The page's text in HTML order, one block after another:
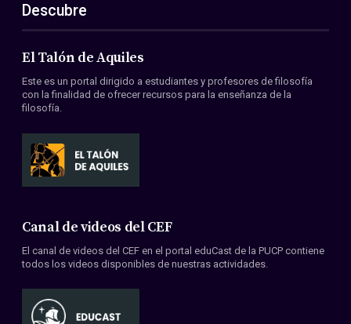
ES
EN
Acerca de nosotros
Miembros
Convenios
Descubre
El Talón de Aquiles
Este es un portal dirigido a estudiantes y profesores de filosofía
con la finalidad de ofrecer recursos para la enseñanza de la
filosofía.
Canal de videos del CEF
El canal de videos del CEF en el portal eduCast de la PUCP contiene
todos los videos disponibles de nuestras actividades.